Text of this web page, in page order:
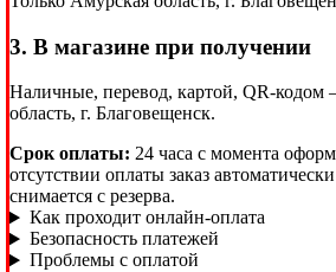
3. В магазине при получении
Наличные, перевод, картой, QR-кодом
область, г. Благовещенск.
Срок оплаты: 24 часа с момента
отсутствии оплаты заказ
снимается с резерва.
Как проходит онлайн-оплата
Безопасность платежей
Проблемы с оплатой